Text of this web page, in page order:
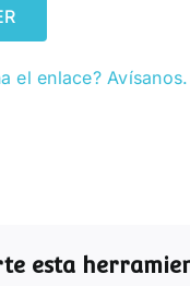
el enlace? Avísanos.
esta